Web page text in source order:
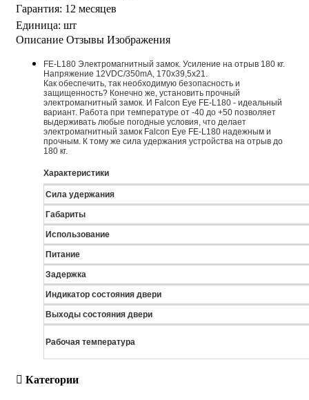
Гарантия: 12 месяцев
Единица: шт
Описание Отзывы Изображения
FE-L180 Электромагнитный замок. Усиление на отрыв 180 кг.
Напряжение 12VDC/350mA, 170х39,5х21.
Как обеспечить, так необходимую безопасность и
защищенность? Конечно же, установить прочный
электромагнитный замок. И Falcon Eye FE-L180 - идеальный
вариант. Работа при температуре от -40 до +50 позволяет
выдерживать любые погодные условия, что делает
электромагнитный замок Falcon Eye FE-L180 надежным и
прочным. К тому же сила удержания устройства на отрыв до
180 кг.
Характеристики
Сила удержания
Габариты
Использование
Питание
Задержка
Индикатор состояния двери
Выходы состояния двери
Рабочая температура
Категории